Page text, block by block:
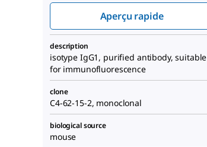
Aperçu rapide
description
isotype IgG1, purified antibody, suitable
for immunofluorescence
clone
C4-62-15-2, monoclonal
biological source
mouse